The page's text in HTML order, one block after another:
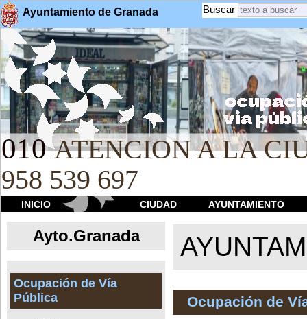
Ayuntamiento de Granada Buscar
010 ATENCION A LA
958 539 697
INICIO CIUDAD AYUNTAMIENTO
Ayto.Granada
Ocupación de Vía
Pública
Ocupación de